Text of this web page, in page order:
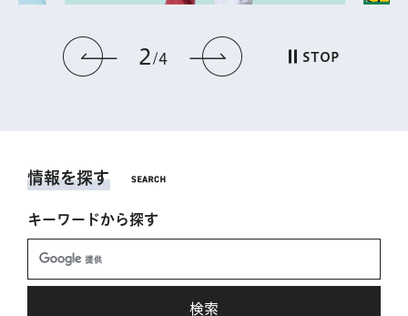
前のスライドを表示
2 4 次のスライドを表
STOP
情報を探す
キーワードから探す